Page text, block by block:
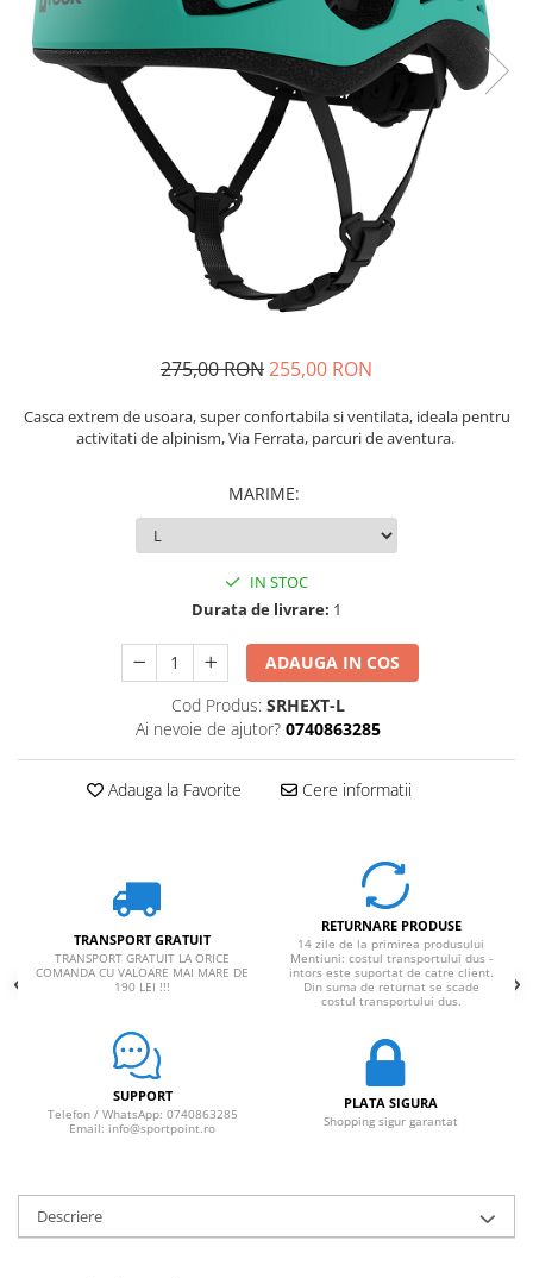
Slackline
Accesorii
Lopeti de zapada / avalansa
Caciuli
Jachete
Imbracaminte de corp
275,00 RON255,00 RON
Casca extrem de usoara, super confortabila si ventilata, ideala pentru
activitati de alpinism, Via Ferrata, parcuri de aventura.
MARIME:
IN STOC
Durata de livrare: 1
ADAUGA IN COS
Cod Produs: SRHEXT-L
Ai nevoie de ajutor? 0740863285
Adauga la Favorite Cere informatii
TRANSPORT GRATUIT
TRANSPORT GRATUIT LA ORICE
COMANDA CU VALOARE MAI MARE DE
190 LEI !!!
RETURNARE PRODUSE
14 zile de la primirea produsului
Mentiuni: costul transportului dus -
intors este suportat de catre client.
Din suma de returnat se scade
costul transportului dus.
SUPPORT
Telefon / WhatsApp: 0740863285
Email: info@sportpoint.ro
PLATA SIGURA
Shopping sigur garantat
Descriere